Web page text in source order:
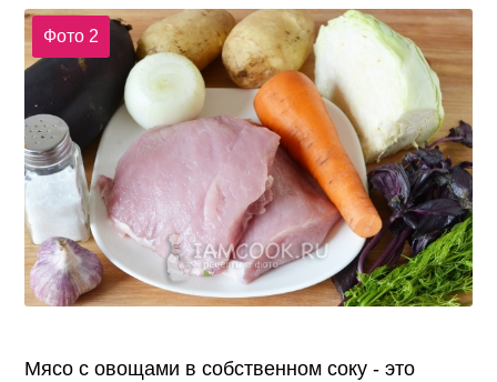
Фото 2
Мясо с овощами в собственном соку - это